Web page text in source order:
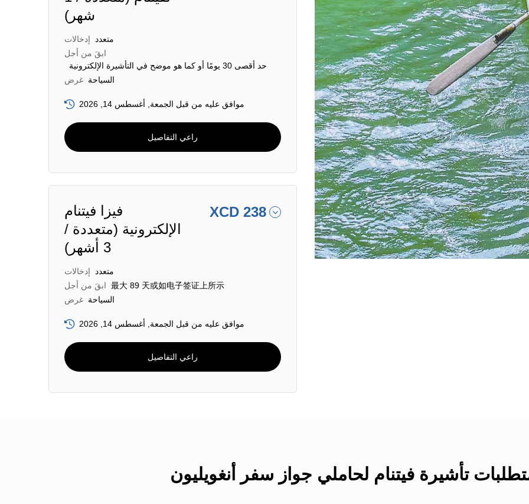
شهر)
إدخالات
متعدد
ابقَ من أجل
حد أقصى 30 يومًا أو كما هو موضح في التأشيرة الإلكترونية
غرض السياحة
موافق عليه من قبل الجمعة, أغسطس 14, 2026
راعي التفاصيل
فيزا فيتنام
الإلكترونية (متعددة /
3 أشهر)
XCD 238
إدخالات
متعدد
ابقَ من أجل 最大 89 天或如电子签证上所示
غرض السياحة
موافق عليه من قبل الجمعة, أغسطس 14, 2026
راعي التفاصيل